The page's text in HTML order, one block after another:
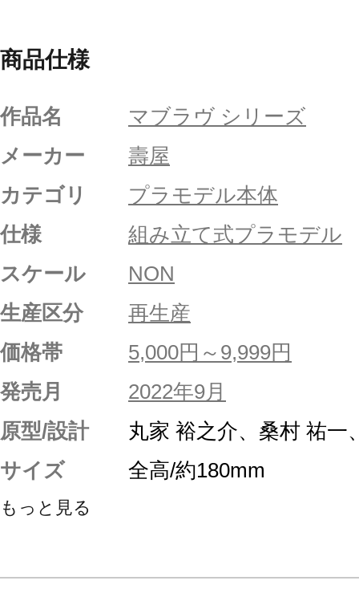
商品仕様
作品名
マブラヴ シリーズ
メーカー
壽屋
カテゴリ
プラモデル本体
仕様
組み立て式プラモデル
スケール
NON
生産区分
再生産
価格帯
5,000円～9,999円
発売月
2022年9月
原型/設計
丸家 裕之介、桑村 祐一
サイズ
全高/約180mm
もっと見る